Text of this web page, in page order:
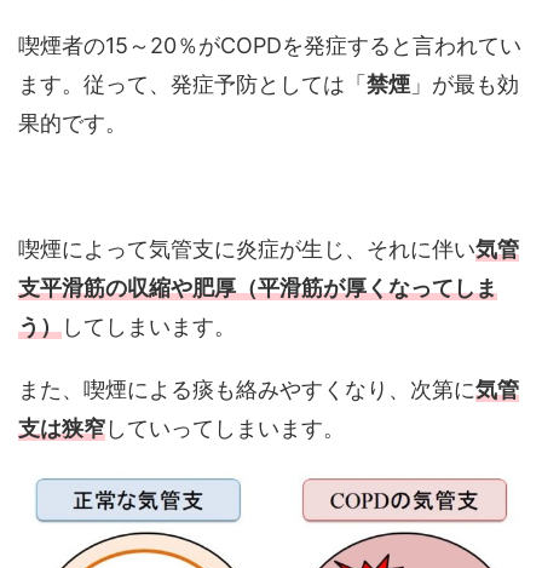
喫煙者の15～20％がCOPDを発症すると言われてい
ます。従って、発症予防としては「 禁煙 」が最も効
果的です。
喫煙によって気管支に炎症が生じ、それに伴い気管
支平滑筋の収縮や肥厚（平滑筋が厚くなってしま
う）してしまいます。
また、喫煙による痰も絡みやすくなり、次第に気管
支は狭窄していってしまいます。